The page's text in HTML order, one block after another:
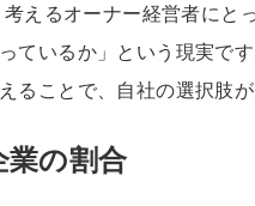
えるオーナー経営者にと
ているか」という現実で
ることで、自社の選択肢が
業の割合